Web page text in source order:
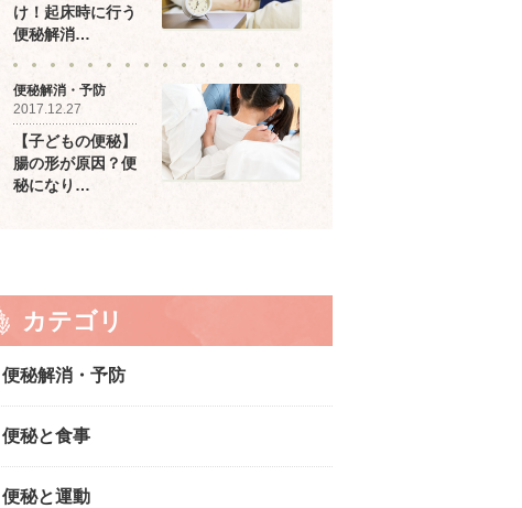
け！起床時に行う
便秘解消…
便秘解消・予防
2017.12.27
【子どもの便秘】
腸の形が原因？便
秘になり…
カテゴリ
便秘解消・予防
便秘と食事
便秘と運動